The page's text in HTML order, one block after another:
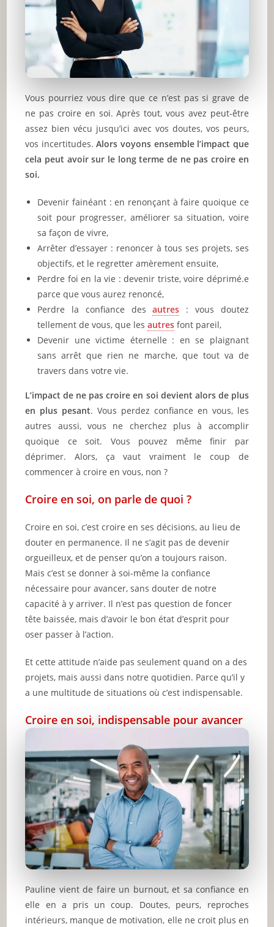
Vous pourriez vous dire que ce n’est pas si grave de
ne pas croire en soi. Après tout, vous avez peut-être
assez bien vécu jusqu’ici avec vos doutes, vos peurs,
vos incertitudes.Alors voyons ensemble l’impact que
cela peut avoir sur le long terme de ne pas croire en
soi.
Devenir fainéant : en renonçant à faire quoique ce
soit pour progresser, améliorer sa situation, voire
sa façon de vivre,
Arrêter d’essayer : renoncer à tous ses projets, ses
objectifs, et le regretter amèrement ensuite,
Perdre foi en la vie : devenir triste, voire déprimé.e
parce que vous aurez renoncé,
Perdre la confiance desautres : vous doutez
tellement de vous, que lesautres font pareil,
Devenir une victime éternelle : en se plaignant
sans arrêt que rien ne marche, que tout va de
travers dans votre vie.
L’impact de ne pas croire en soi devient alors de plus
en plus pesant. Vous perdez confiance en vous, les
autres aussi, vous ne cherchez plus à accomplir
quoique ce soit. Vous pouvez même finir par
déprimer. Alors, ça vaut vraiment le coup de
commencer à croire en vous, non ?
Croire en soi, on parle de quoi ?
Croire en soi, c’est croire en ses décisions, au lieu de
douter en permanence. Il ne s’agit pas de devenir
orgueilleux, et de penser qu’on a toujours raison.
Mais c’est se donner à soi-même la confiance
nécessaire pour avancer, sans douter de notre
capacité à y arriver. Il n’est pas question de foncer
tête baissée, mais d’avoir le bon état d’esprit pour
oser passer à l’action.
Et cette attitude n’aide pas seulement quand on a des
projets, mais aussi dans notre quotidien. Parce qu’il y
a une multitude de situations où c’est indispensable.
Croire en soi, indispensable pour avancer
Pauline vient de faire un burnout, et sa confiance en
elle en a pris un coup. Doutes, peurs, reproches
intérieurs, manque de motivation, elle ne croit plus en